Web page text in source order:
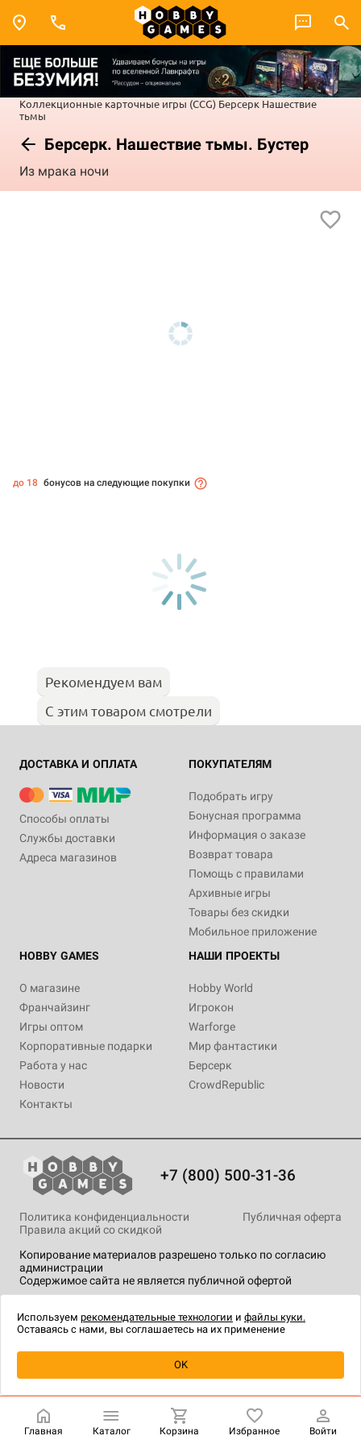
Коллекционные карточные игры (CCG) Берсерк Нашествие
тьмы
Берсерк. Нашествие тьмы. Бустер
Из мрака ночи
Уведомить о наличии
до 18 бонусов на следующие покупки
Рекомендуем вам
С этим товаром смотрели
ДОСТАВКА И ОПЛАТА
Способы оплаты
Службы доставки
Адреса магазинов
ПОКУПАТЕЛЯМ
Подобрать игру
Бонусная программа
Информация о заказе
Возврат товара
Помощь с правилами
Архивные игры
Товары без скидки
Мобильное приложение
HOBBY GAMES
О магазине
Франчайзинг
Игры оптом
Корпоративные подарки
Работа у нас
Новости
Контакты
НАШИ ПРОЕКТЫ
Hobby World
Игрокон
Warforge
Мир фантастики
Берсерк
CrowdRepublic
+7 (800) 500-31-36
Копирование материалов разрешено только по согласию
администрации
Содержимое сайта не является публичной офертой
Политика конфиденциальности
Публичная оферта
Правила акций со скидкой
технологии.
Главная Каталог Корзина Избранное Войти
Используем рекомендательные технологии и файлы куки.
Оставаясь с нами, вы соглашаетесь на их применение
OK